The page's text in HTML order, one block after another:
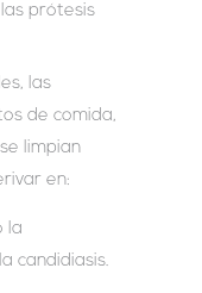
prótesis
las
de comida,
limpian
en:
la
candidiasis.